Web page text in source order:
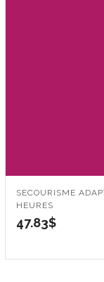
SECOURISME
HEURES
47.83$